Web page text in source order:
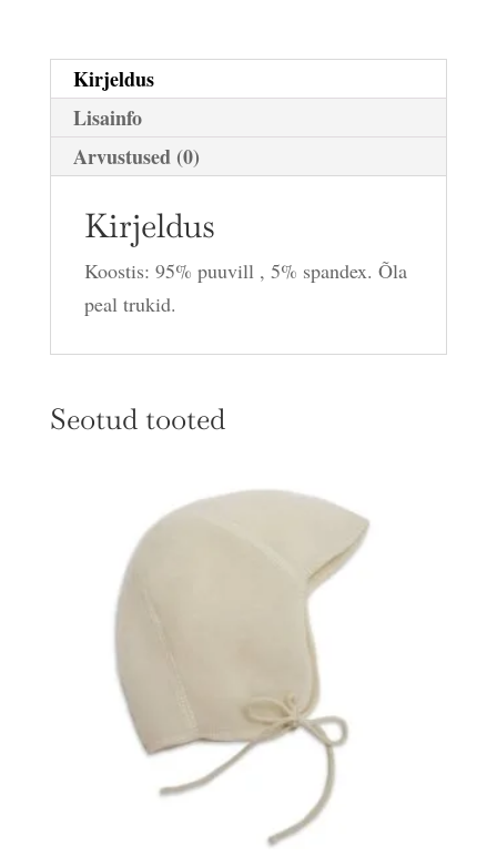
Kirjeldus
Lisainfo
Arvustused (0)
Kirjeldus
Koostis: 95% puuvill , 5% spandex. Õla
peal trukid.
Seotud tooted